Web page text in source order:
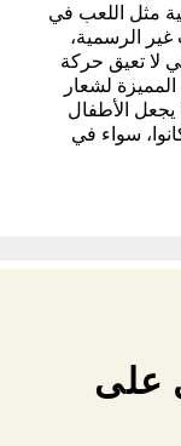
مثل اللعب في
غير الرسمية،
لا تعيق حركة
لشعار
يجعل الأطفال
سواء في
على